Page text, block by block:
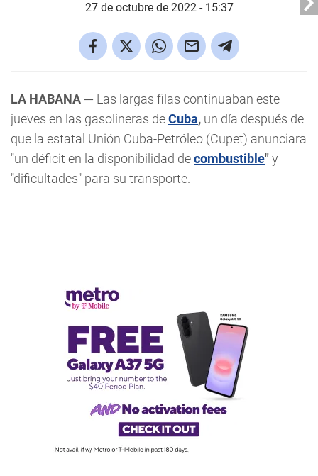
27 de octubre de 2022 - 15:37
LA HABANA — Las largas filas continuaban este
jueves en las gasolineras deCuba, un día después de
que la estatal Unión Cuba-Petróleo (Cupet) anunciara
"un déficit en la disponibilidad decombustible"y
"dificultades" para su transporte.